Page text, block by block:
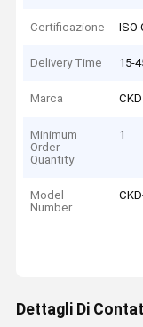
Certificazione ISO
Delivery Time 15-
Marca CKD
Minimum
Order
Quantity
1
Model
Number
Dettagli Di